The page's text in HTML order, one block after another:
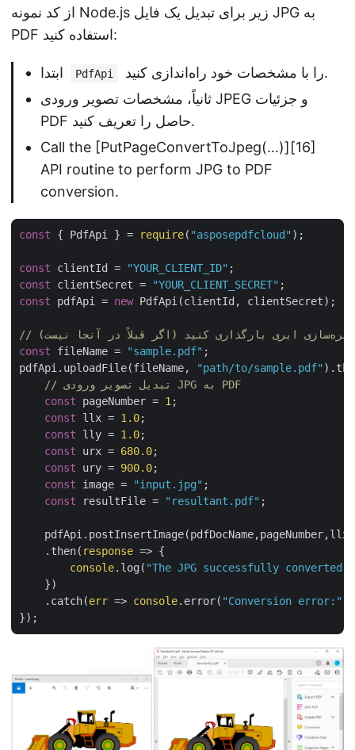
از کد نمونه Node.js زیر برای تبدیل یک فایل JPG به
PDF استفاده کنید:
PdfApi
را با مشخصات خود راه‌اندازی کنید.
ثانیاً، مشخصات تصویر ورودی JPEG و جزئیات
PDF حاصل را تعریف کنید.
Call the [PutPageConvertToJpeg(…)][16]
API routine to perform JPG to PDF
conversion.
const { PdfApi } = require( "asposepdfcloud" );
const clientId = "YOUR_CLIENT_ID"
const clientSecret = "YOUR_CLIENT_SECRET"
const pdfApi = new PdfApi(clientId, clientSecret);
const fileName = "sample.pdf" ;
pdfApi.uploadFile(fileName,
"path/to/sample.pdf"
// تبدیل تصویر ورودی JPG به PDF
const pageNumber = 1 ;
const llx = 1.0;
const lly = 1.0;
const urx = 680.0;
const ury = 900.0;
const image = "input.jpg" ;
const resultFile = "resultant.pdf" ;
    .then(
response => {
console.log( "The JPG successfully converted
    })
    .catch(
err => console.error( "Conversion error:"